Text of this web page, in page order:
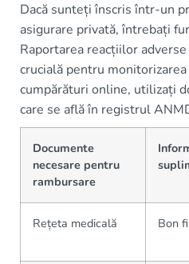
Dacă sunteți înscris într-un
asigurare privată, întrebați
Raportarea reacțiilor
crucială pentru
cumpărături online, utilizați
care se află în registrul
Documente
necesare pentru
rambursare
Rețeta medicală Bon